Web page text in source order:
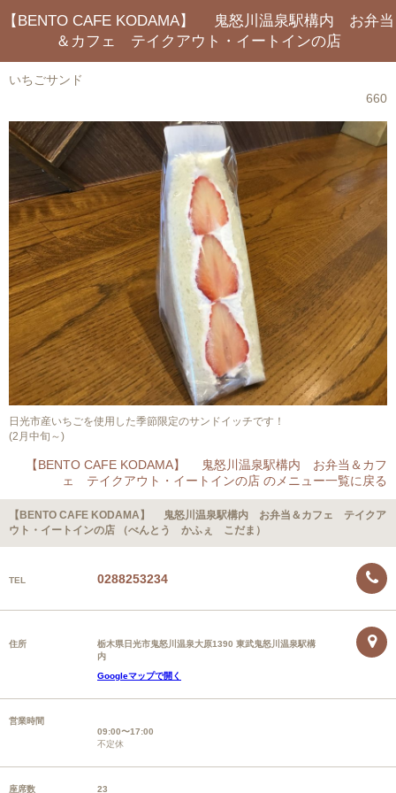
【BENTO CAFE KODAMA】 鬼怒川温泉駅構内 お弁当
＆カフェ テイクアウト・イートインの店
いちごサンド
660
日光市産いちごを使用した季節限定のサンドイッチです！
(2月中旬～)
【BENTO CAFE KODAMA】 鬼怒川温泉駅構内 お弁当＆カフ
ェ テイクアウト・イートインの店 のメニュー一覧に戻る
【BENTO CAFE KODAMA】 鬼怒川温泉駅構内 お弁当＆カフェ テイクア
ウト・イートインの店 （べんとう かふぇ こだま）
TEL 0288253234
住所
栃木県日光市鬼怒川温泉大原1390 東武鬼怒川温泉駅構
内
Googleマップで開く
営業時間
09:00〜17:00
不定休
座席数 23